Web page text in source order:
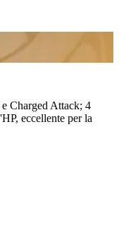
e Charged Attack; 4
eccellente per la